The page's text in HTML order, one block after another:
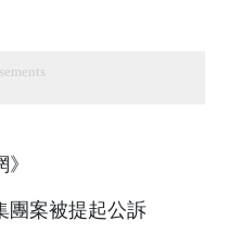
團案被提起公訴